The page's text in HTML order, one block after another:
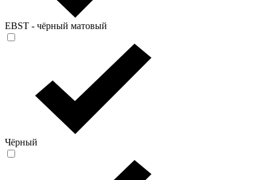
EBST - чёрный матовый
Чёрный